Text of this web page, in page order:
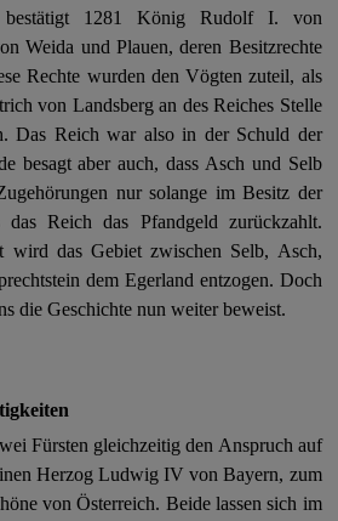
bestätigt 1281 König Rudolf I. von
Weida und Plauen, deren Besitzrechte
Rechte wurden den Vögten zuteil, als
von Landsberg an des Reiches Stelle
Das Reich war also in der Schuld der
besagt aber auch, dass Asch und Selb
nur solange im Besitz der
Reich das Pfandgeld zurückzahlt.
wird das Gebiet zwischen Selb, Asch,
dem Egerland entzogen. Doch
die Geschichte nun weiter beweist.
Fürsten gleichzeitig den Anspruch auf
Herzog Ludwig IV von Bayern, zum
von Österreich. Beide lassen sich im